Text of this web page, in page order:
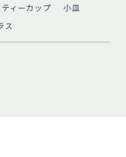
ティーカップ
小皿
ス